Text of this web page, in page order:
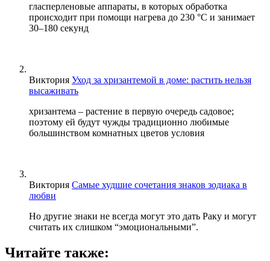
гласперленовые аппараты, в которых обработка
происходит при помощи нагрева до 230 °С и занимает
30–180 секунд
Виктория Уход за хризантемой в доме: растить нельзя
высаживать
хризантема – растение в первую очередь садовое;
поэтому ей будут чужды традиционно любимые
большинством комнатных цветов условия
Виктория Самые худшие сочетания знаков зодиака в
любви
Но другие знаки не всегда могут это дать Раку и могут
считать их слишком “эмоциональными”.
Читайте также: